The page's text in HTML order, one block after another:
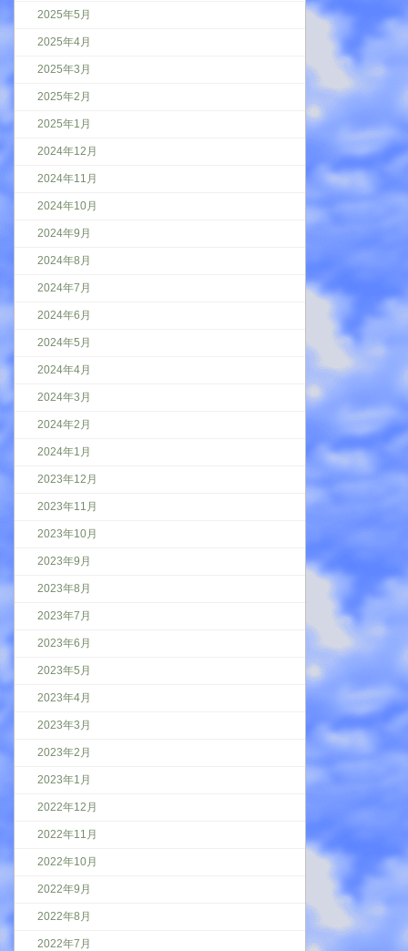
2025年5月
2025年4月
2025年3月
2025年2月
2025年1月
2024年12月
2024年11月
2024年10月
2024年9月
2024年8月
2024年7月
2024年6月
2024年5月
2024年4月
2024年3月
2024年2月
2024年1月
2023年12月
2023年11月
2023年10月
2023年9月
2023年8月
2023年7月
2023年6月
2023年5月
2023年4月
2023年3月
2023年2月
2023年1月
2022年12月
2022年11月
2022年10月
2022年9月
2022年8月
2022年7月